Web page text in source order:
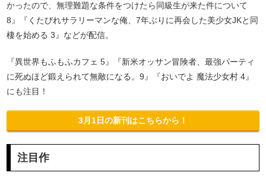
かったので、無理難題な条件をつけたら同級生が来た件について
8』『くたびれサラリーマンな俺、7年ぶりに再会した美少女JKと同
棲を始める 3』などが配信。
『異世界もふもふカフェ 5』『新米オッサン冒険者、最強パーティ
に死ぬほど鍛えられて無敵になる。9』『おいでよ 魔法少女村 4』
にも注目！
3月1日の新刊はこちらから！
注目作